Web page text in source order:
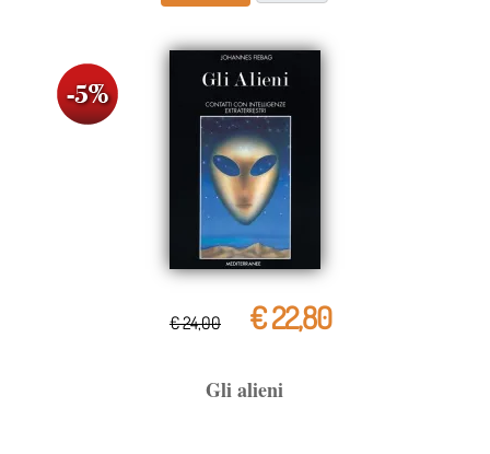
€ 24,00 € 22,80
Gli alieni